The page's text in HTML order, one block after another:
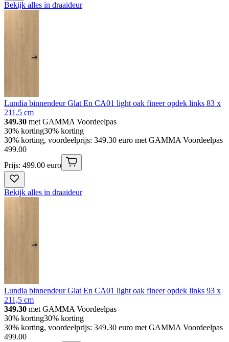
Bekijk alles in draaideur
Lundia binnendeur Glat En CA01 light oak fineer opdek links 83 x
211,5 cm
349.30 met GAMMA Voordeelpas
30% korting30% korting
30% korting, voordeelprijs: 349.30 euro met GAMMA Voordeelpas
499.00
Prijs: 499.00 euro
Bekijk alles in draaideur
Lundia binnendeur Glat En CA01 light oak fineer opdek links 93 x
211,5 cm
349.30 met GAMMA Voordeelpas
30% korting30% korting
30% korting, voordeelprijs: 349.30 euro met GAMMA Voordeelpas
499.00